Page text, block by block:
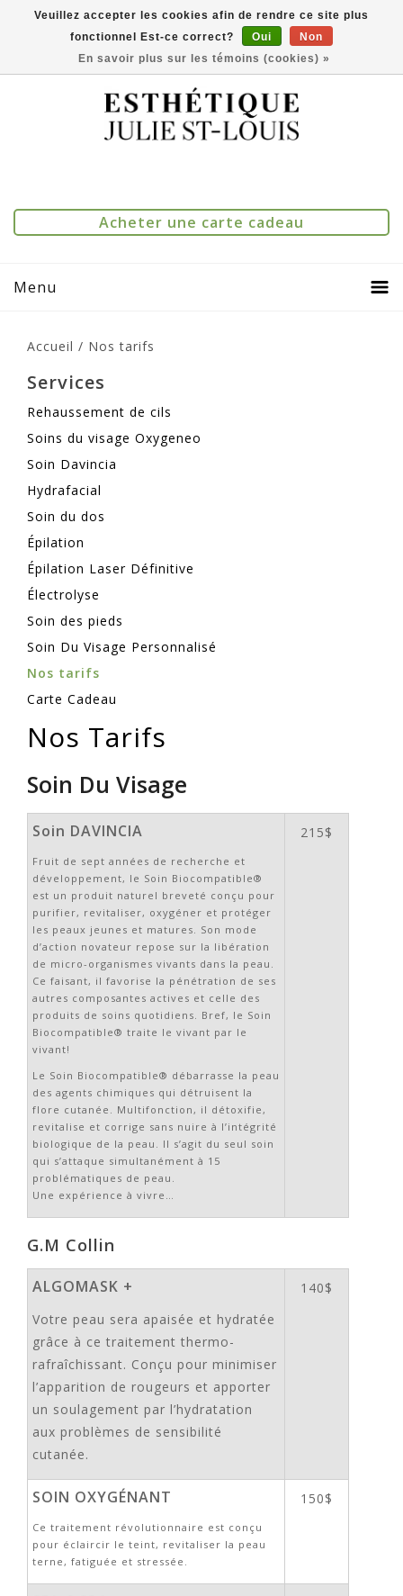
Comparer(0)
Acheter une carte cadeau
Menu
Accueil / Nos tarifs
Services
Rehaussement de cils
Soins du visage Oxygeneo
Soin Davincia
Hydrafacial
Soin du dos
Épilation
Épilation Laser Définitive
Électrolyse
Soin des pieds
Soin Du Visage Personnalisé
Nos tarifs
Carte Cadeau
Nos Tarifs
Soin Du Visage
Soin DAVINCIA
Fruit de sept années de recherche et
développement, le Soin Biocompatible®
est un produit naturel breveté conçu pour
purifier, revitaliser, oxygéner et protéger
les peaux jeunes et matures. Son mode
d’action novateur repose sur la libération
de micro-organismes vivants dans la peau.
Ce faisant, il favorise la pénétration de ses
autres composantes actives et celle des
produits de soins quotidiens. Bref, le Soin
Biocompatible® traite le vivant par le
vivant!
Le Soin Biocompatible® débarrasse la peau
des agents chimiques qui détruisent la
flore cutanée. Multifonction, il détoxifie,
revitalise et corrige sans nuire à l’intégrité
biologique de la peau. Il s’agit du seul soin
qui s’attaque simultanément à 15
problématiques de peau.
Une expérience à vivre…
215$
G.M Collin
ALGOMASK +
Votre peau sera apaisée et hydratée
grâce à ce traitement thermo-
rafraîchissant. Conçu pour minimiser
l’apparition de rougeurs et apporter
un soulagement par l’hydratation
aux problèmes de sensibilité
cutanée.
140$
SOIN OXYGÉNANT
Ce traitement révolutionnaire est conçu
pour éclaircir le teint, revitaliser la peau
terne, fatiguée et stressée.
150$
Veuillez accepter les cookies afin de rendre ce site plus
fonctionnel Est-ce correct?
Oui
Non
En savoir plus sur les témoins (cookies) »